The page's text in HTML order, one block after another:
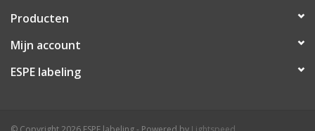
Producten
Mijn account
ESPE labeling